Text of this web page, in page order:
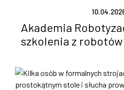
Akademia
szkolenia z